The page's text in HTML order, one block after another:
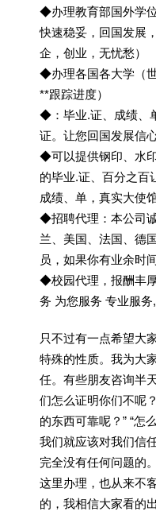
◆办理教育部国外学
快速稳妥，回国发展
企，创业，无忧愁）
◆办理各国各大学（
**跟踪进度）
◆：毕业.证、成绩、
证。让您回国发展信
◆可以提供钢印、水
的毕业.证、百分之百
成绩、单，真实大使
◆招聘代理：本公司
兰、美国、法国、德
员，如果你有业余时
◆校园代理，报酬丰
务 为您服务 专业服务
只不过有一点希望大
特殊的性质。我为大
任。有些朋友咨询半
们怎么证明你们不呢
的东西可靠呢？” “怎
我们就应该对我们信
完全没有任何问题的
这里办理，也从来不
的，我相信大家看的